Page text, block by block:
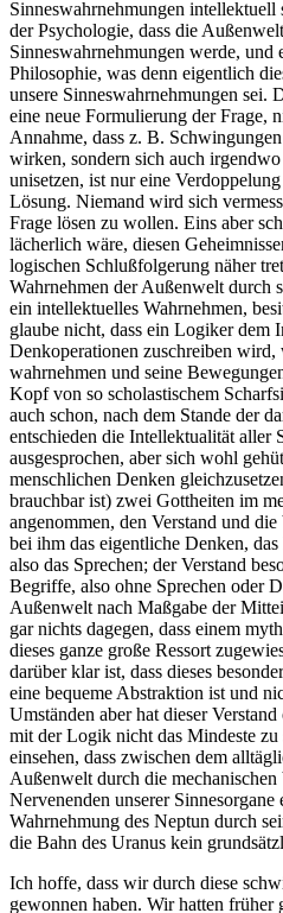
Sinneswahrnehmungen intellektuell
der Psychologie, dass die
Sinneswahrnehmungen werde, und
Philosophie, was denn eigentlich
unsere Sinneswahrnehmungen
eine neue Formulierung der Frage,
Annahme, dass z. B.
wirken, sondern sich auch
unisetzen, ist nur eine
Lösung. Niemand wird sich
Frage lösen zu wollen. Eins aber
lächerlich wäre, diesen
logischen Schlußfolgerung näher
Wahrnehmen der Außenwelt durch
ein intellektuelles Wahrnehmen,
glaube nicht, dass ein Logiker dem
Denkoperationen zuschreiben wird,
wahrnehmen und seine
Kopf von so scholastischem
auch schon, nach dem Stande der
entschieden die Intellektualität aller
ausgesprochen, aber sich wohl
menschlichen Denken
brauchbar ist) zwei Gottheiten im
angenommen, den Verstand und
bei ihm das eigentliche Denken,
also das Sprechen; der Verstand
Begriffe, also ohne Sprechen oder
Außenwelt nach Maßgabe der
gar nichts dagegen, dass einem
dieses ganze große Ressort
darüber klar ist, dass dieses
eine bequeme Abstraktion ist und
Umständen aber hat dieser
mit der Logik nicht das Mindeste
einsehen, dass zwischen dem
Außenwelt durch die mechanischen
Nervenenden unserer
Wahrnehmung des Neptun durch
die Bahn des Uranus kein
Ich hoffe, dass wir durch diese
gewonnen haben. Wir hatten früher